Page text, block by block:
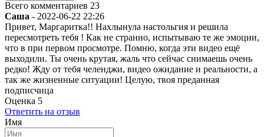
Всего комментариев 23
Саша - 2022-06-22 22:26
Привет, Маргаритка!! Нахлынула настольгия и решила
пересмотреть тебя ! Как не странно, испытываю те же эмоции,
что в при первом просмотре. Помню, когда эти видео ещё
выходили. Ты очень крутая, жаль что сейчас снимаешь очень
редко! Жду от тебя челенджи, видео ожидание и реальности, а
так же жизненные ситуации! Целую, твоя преданная
подписчица
Оценка 5
Ответить на отзыв
Имя